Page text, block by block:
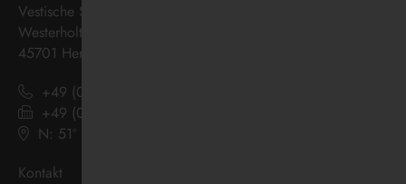
Vestische Straßenbahnen GmbH
Westerholter Straße 550
45701 Herten
+49 (0) 2366 186 - 0
+49 (0) 2366 186 - 444
N: 51º 36’ 38“ E: 07º 08’ 07“
Kontakt